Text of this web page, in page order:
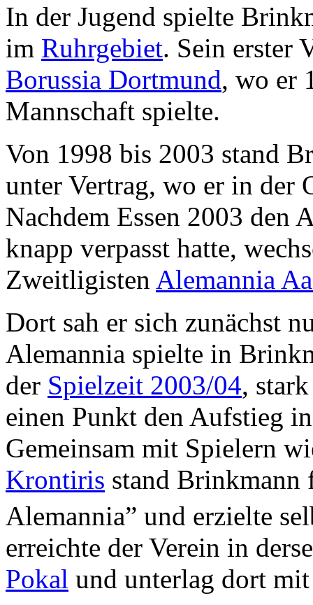
In der Jugend spielte
im Ruhrgebiet. Sein erster
Borussia Dortmund, wo er
Mannschaft spielte.
Von 1998 bis 2003 stand
unter Vertrag, wo er in der
Nachdem Essen 2003 den
knapp verpasst hatte,
Zweitligisten Alemannia
Dort sah er sich zunächst
Alemannia spielte in
der Spielzeit 2003/04,
einen Punkt den Aufstieg
Gemeinsam mit Spielern
Krontiris stand Brinkmann
Alemannia” und erzielte
erreichte der Verein in
Pokal und unterlag dort